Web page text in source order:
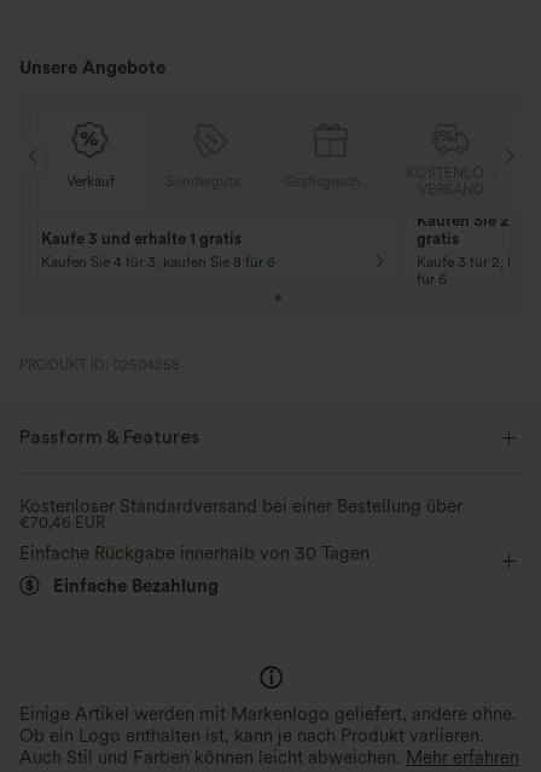
Unsere Angebote
Verkauf
Kaufe 3 und erhalte 1 gratis
Kaufen Sie 4 für 3, kaufen Sie 8 für 6
Kaufen Sie 2
gratis
Kaufe 3 für 2,
für 6
PRODUKT ID: 02504258
Passform & Features
Körperbetont eingenähter BH Mit Träger am Rücken
Rundhalsausschnitt rückenfrei überziehen
Laufen taillenlang
Kostenloser Standardversand bei einer Bestellung über
€70,46 EUR
Einfache Rückgabe innerhalb von 30 Tagen
Einfache Bezahlung
Einige Artikel werden mit Markenlogo geliefert, andere ohne.
Ob ein Logo enthalten ist, kann je nach Produkt variieren.
Auch Stil und Farben können leicht abweichen. Mehr erfahren